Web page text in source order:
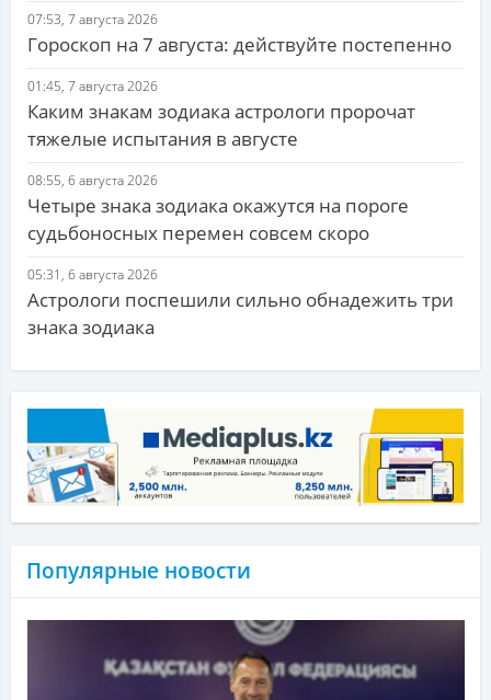
07:53, 7 августа 2026
Гороскоп на 7 августа: действуйте постепенно
01:45, 7 августа 2026
Каким знакам зодиака астрологи пророчат
тяжелые испытания в августе
08:55, 6 августа 2026
Четыре знака зодиака окажутся на пороге
судьбоносных перемен совсем скоро
05:31, 6 августа 2026
Астрологи поспешили сильно обнадежить три
знака зодиака
Популярные новости